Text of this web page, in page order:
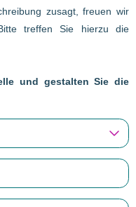
zusagt, freuen wir
treffen Sie hierzu die
und gestalten Sie die